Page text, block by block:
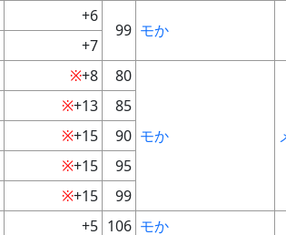
+6
99 モか
+7
※+8 80
モか
※+13
85
※+15
90
※+15
95
※+15
99
+5 106 モか